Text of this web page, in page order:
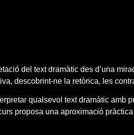
del text dramàtic des d’una
descobrint-ne la retòrica, les
qualsevol text dramàtic
proposa una aproximació